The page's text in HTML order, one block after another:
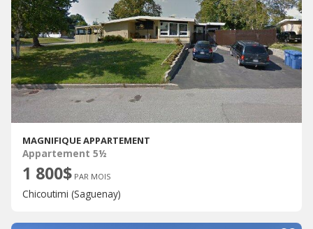
MAGNIFIQUE APPARTEMENT
Appartement 5½
1 800$ PAR MOIS
Chicoutimi (Saguenay)